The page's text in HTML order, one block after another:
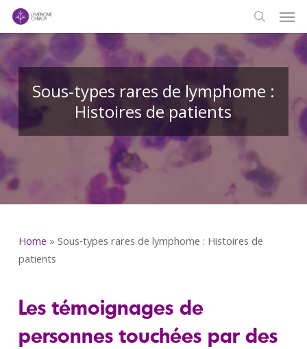
Skip
main
search
Sous‑types rares de lymphome :
Histoires de patients
Home » Sous‑types rares de lymphome : Histoires de
patients
Les témoignages de
personnes touchées par des